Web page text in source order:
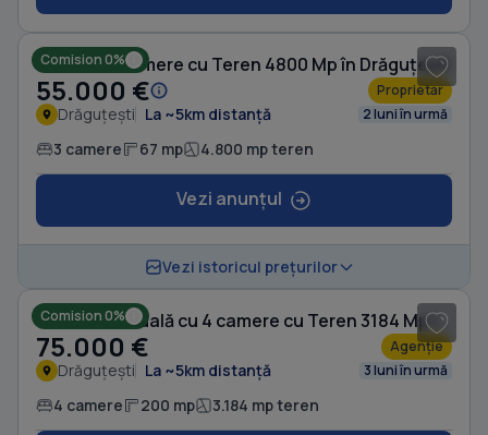
Comision 0%
Casă cu 3 camere cu Teren 4800 Mp în Drăguțești
55.000 € Proprietar
Drăguțești La ~5km distanță 2 luni în urmă
3 camere 67 mp 4.800 mp teren
Vezi anunțul
Vezi istoricul prețurilor
Comision 0% Casă individuală cu 4 camere cu Teren 3184 Mp în Drăguțești
75.000 € Agenție
Drăguțești La ~5km distanță 3 luni în urmă
4 camere 200 mp 3.184 mp teren